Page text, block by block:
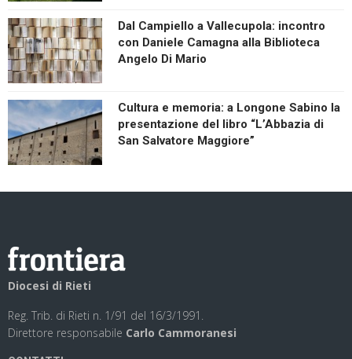
Dal Campiello a Vallecupola: incontro
con Daniele Camagna alla Biblioteca
Angelo Di Mario
Cultura e memoria: a Longone Sabino la
presentazione del libro “L’Abbazia di
San Salvatore Maggiore”
Diocesi di Rieti
Reg. Trib. di Rieti n. 1/91 del 16/3/1991.
Direttore responsabile Carlo Cammoranesi